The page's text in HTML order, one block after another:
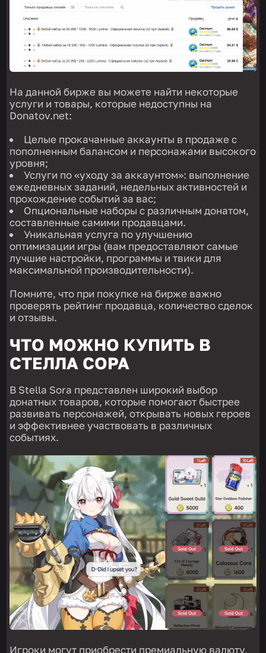
На данной бирже вы можете найти некоторые
услуги и товары, которые недоступны на
Donatov.net:
Целые прокачанные аккаунты в продаже с
пополненным балансом и персонажами высокого
уровня;
Услуги по «уходу за аккаунтом»: выполнение
ежедневных заданий, недельных активностей и
прохождение событий за вас;
Опциональные наборы с различным донатом,
составленные самими продавцами.
Уникальная услуга по улучшению
оптимизации игры (вам предоставляют самые
лучшие настройки, программы и твики для
максимальной производительности).
Помните, что при покупке на бирже важно
проверять рейтинг продавца, количество сделок
и отзывы.
ЧТО МОЖНО КУПИТЬ В
СТЕЛЛА СОРА
В Stella Sora представлен широкий выбор
донатных товаров, которые помогают быстрее
развивать персонажей, открывать новых героев
и эффективнее участвовать в различных
событиях.
Игроки могут приобрести премиальную валюту,